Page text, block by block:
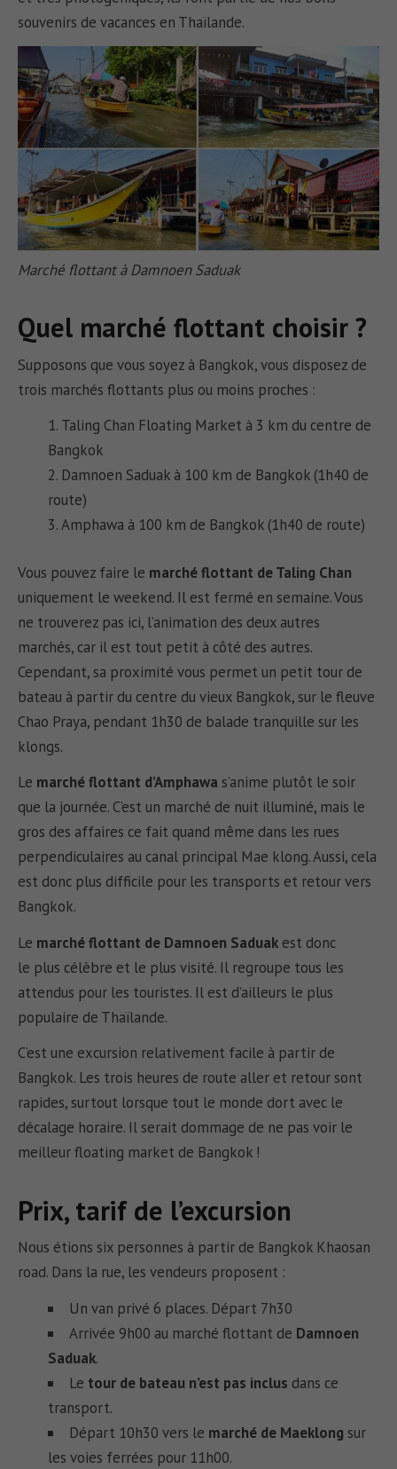
souvenirs de vacances en Thaïlande.
Marché flottant à Damnoen Saduak
Quel marché flottant choisir ?
Supposons que vous soyez à Bangkok, vous disposez de
trois marchés flottants plus ou moins proches :
Taling Chan Floating Market à 3 km du centre de
Bangkok
Damnoen Saduak à 100 km de Bangkok (1h40 de
route)
Amphawa à 100 km de Bangkok (1h40 de route)
Vous pouvez faire le marché flottant de Taling Chan
uniquement le weekend. Il est fermé en semaine. Vous
ne trouverez pas ici, l’animation des deux autres
marchés, car il est tout petit à côté des autres.
Cependant, sa proximité vous permet un petit tour de
bateau à partir du centre du vieux Bangkok, sur le fleuve
Chao Praya, pendant 1h30 de balade tranquille sur les
klongs.
Le marché flottant d’Amphawa s’anime plutôt le soir
que la journée. C’est un marché de nuit illuminé, mais le
gros des affaires ce fait quand même dans les rues
perpendiculaires au canal principal Mae klong. Aussi, cela
est donc plus difficile pour les transports et retour vers
Bangkok.
Le marché flottant de Damnoen Saduak est donc
le plus célèbre et le plus visité. Il regroupe tous les
attendus pour les touristes. Il est d’ailleurs le plus
populaire de Thaïlande.
C’est une excursion relativement facile à partir de
Bangkok. Les trois heures de route aller et retour sont
rapides, surtout lorsque tout le monde dort avec le
décalage horaire. Il serait dommage de ne pas voir le
meilleur floating market de Bangkok !
Prix, tarif de l’excursion
Nous étions six personnes à partir de Bangkok Khaosan
road. Dans la rue, les vendeurs proposent :
Un van privé 6 places. Départ 7h30
Arrivée 9h00 au marché flottant de Damnoen
Saduak.
Le tour de bateau n’est pas inclus dans ce
transport.
Départ 10h30 vers le marché de Maeklong sur
les voies ferrées pour 11h00.